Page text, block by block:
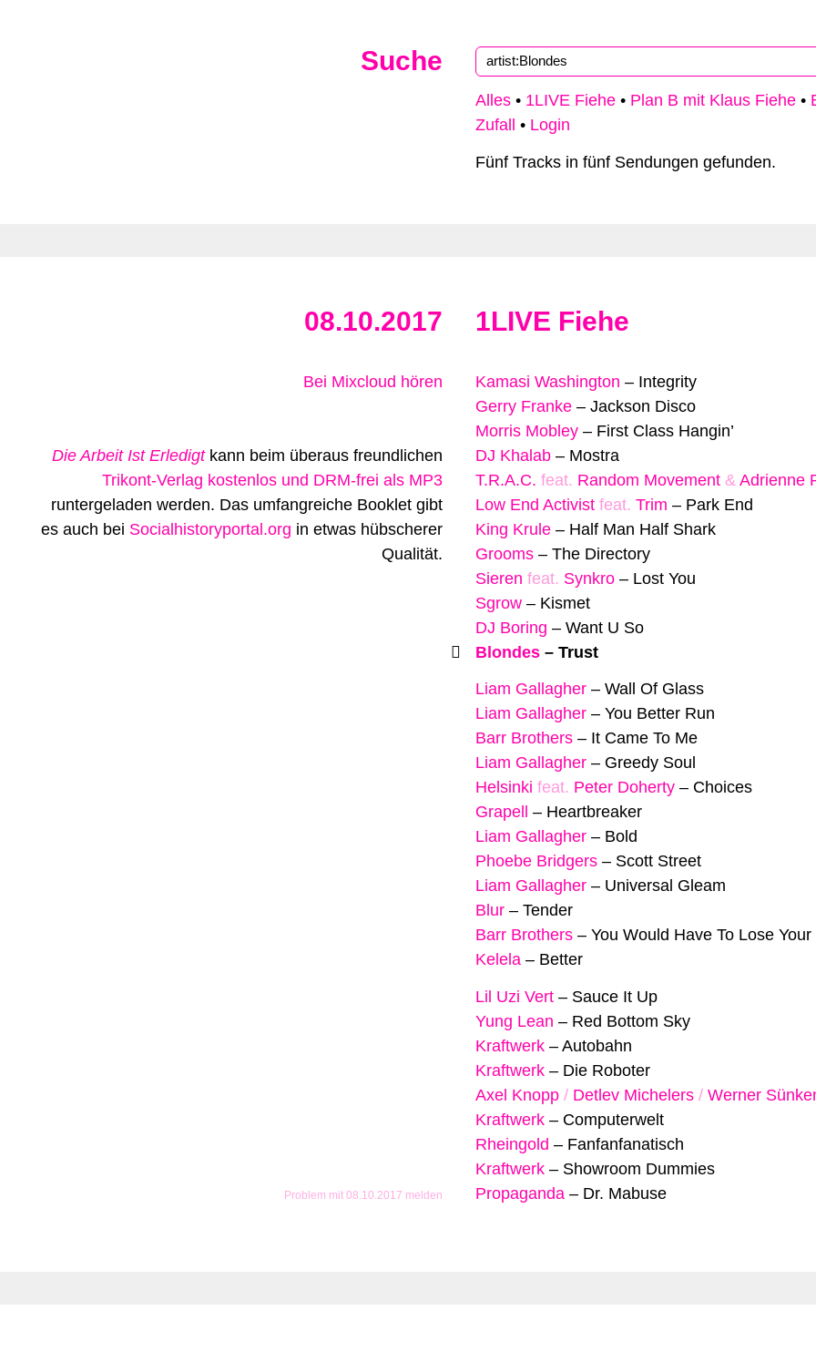
Suche
Alles • 1LIVE Fiehe • Plan B mit Klaus Fiehe •
Zufall
• Login
Fünf Tracks in fünf Sendungen gefunden.
08.10.2017 1LIVE Fiehe
Bei Mixcloud hören
Die Arbeit Ist Erledigtkann beim überaus freundlichen
Trikont-Verlag kostenlos und DRM-frei als MP3
runtergeladen werden. Das umfangreiche Booklet gibt
es auch bei Socialhistoryportal.org in etwas hübscherer
Qualität.
Problem mit 08.10.2017 melden
Kamasi Washington – Integrity
Gerry Franke – Jackson Disco
Morris Mobley – First Class Hangin’
DJ Khalab – Mostra
T.R.A.C. feat. Random Movement & Adrienne
Low End Activist feat. Trim – Park End
King Krule – Half Man Half Shark
Grooms – The Directory
Sieren feat. Synkro – Lost You
Sgrow – Kismet
DJ Boring – Want U So
Blondes – Trust
Liam Gallagher – Wall Of Glass
Liam Gallagher – You Better Run
Barr Brothers – It Came To Me
Liam Gallagher – Greedy Soul
Helsinki feat. Peter Doherty – Choices
Grapell
– Heartbreaker
Liam Gallagher – Bold
Phoebe Bridgers – Scott Street
Liam Gallagher – Universal Gleam
Blur – Tender
Barr Brothers – You Would Have To Lose Your
Kelela – Better
Lil Uzi Vert – Sauce It Up
Yung Lean – Red Bottom Sky
Kraftwerk – Autobahn
Kraftwerk – Die Roboter
Axel Knopp / Detlev Michelers / Werner
Kraftwerk – Computerwelt
Rheingold – Fanfanfanatisch
Kraftwerk – Showroom Dummies
Propaganda – Dr. Mabuse